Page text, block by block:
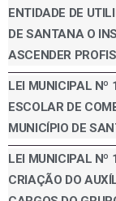
ENTIDADE DE
DE SANTANA O
ASCENDER
LEI MUNICIPAL Nº
ESCOLAR DE
MUNICÍPIO DE
LEI MUNICIPAL Nº
CRIAÇÃO DO